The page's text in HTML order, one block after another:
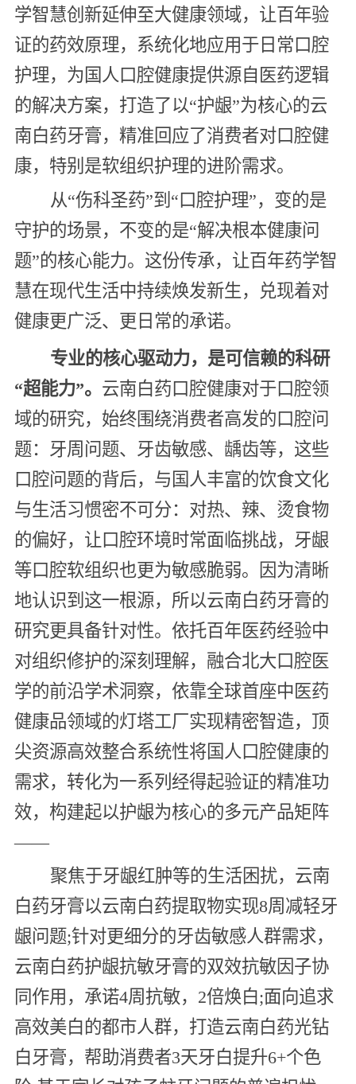
学智慧创新延伸至大健康领域，让百年验
证的药效原理，系统化地应用于日常口腔
护理，为国人口腔健康提供源自医药逻辑
的解决方案，打造了以“护龈”为核心的云
南白药牙膏，精准回应了消费者对口腔健
康，特别是软组织护理的进阶需求。
从“伤科圣药”到“口腔护理”，变的是
守护的场景，不变的是“解决根本健康问
题”的核心能力。这份传承，让百年药学智
慧在现代生活中持续焕发新生，兑现着对
健康更广泛、更日常的承诺。
专业的核心驱动力，是可信赖的科研
“超能力”。 云南白药口腔健康对于口腔领
域的研究，始终围绕消费者高发的口腔问
题：牙周问题、牙齿敏感、龋齿等，这些
口腔问题的背后，与国人丰富的饮食文化
与生活习惯密不可分：对热、辣、烫食物
的偏好，让口腔环境时常面临挑战，牙龈
等口腔软组织也更为敏感脆弱。因为清晰
地认识到这一根源，所以云南白药牙膏的
研究更具备针对性。依托百年医药经验中
对组织修护的深刻理解，融合北大口腔医
学的前沿学术洞察，依靠全球首座中医药
健康品领域的灯塔工厂实现精密智造，顶
尖资源高效整合系统性将国人口腔健康的
需求，转化为一系列经得起验证的精准功
效，构建起以护龈为核心的多元产品矩阵
——
聚焦于牙龈红肿等的生活困扰，云南
白药牙膏以云南白药提取物实现8周减轻牙
龈问题;针对更细分的牙齿敏感人群需求，
云南白药护龈抗敏牙膏的双效抗敏因子协
同作用，承诺4周抗敏，2倍焕白;面向追求
高效美白的都市人群，打造云南白药光钻
白牙膏，帮助消费者3天牙白提升6+个色